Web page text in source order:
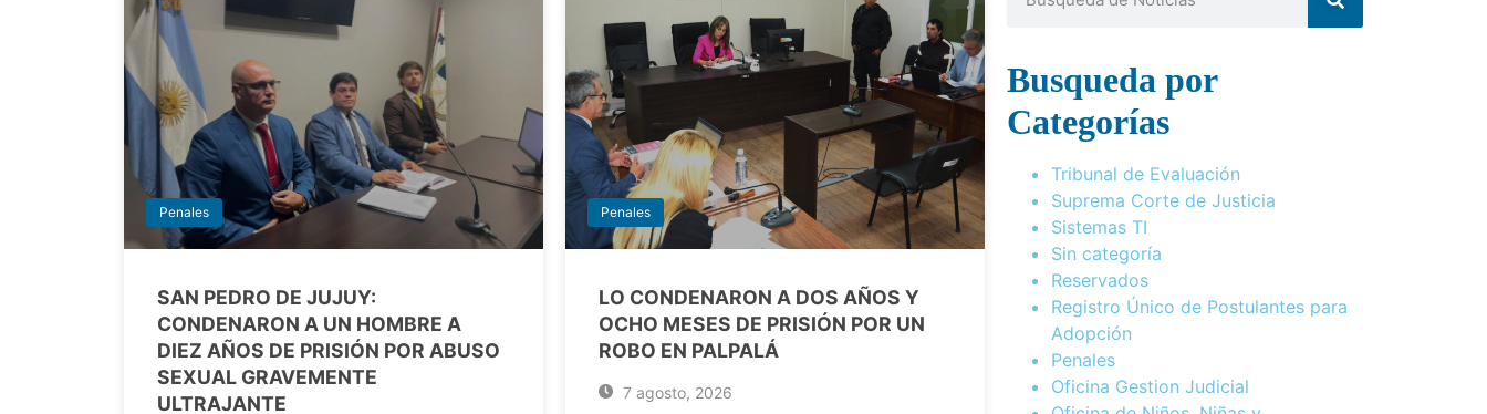
Penales
SAN PEDRO DE JUJUY:
CONDENARON A UN HOMBRE A
DIEZ AÑOS DE PRISIÓN POR ABUSO
SEXUAL GRAVEMENTE
ULTRAJANTE
Penales
LO CONDENARON A DOS AÑOS Y
OCHO MESES DE PRISIÓN POR UN
ROBO EN PALPALÁ
7 agosto, 2026
Busqueda por
Categorías
Tribunal de Evaluación
Suprema Corte de Justicia
Sistemas TI
Sin categoría
Reservados
Registro Único de Postulantes para
Adopción
Penales
Oficina Gestion Judicial